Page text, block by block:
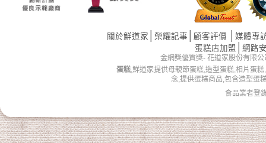
關於鮮道家 榮耀記事 顧客評價
媒體專
蛋糕店加盟
網路
金網獎優質獎- 花道家股份有限
蛋糕,鮮道家提供母親節蛋糕,造型蛋糕,相片蛋
念,提供蛋糕商品,包含造型蛋
食品業者登